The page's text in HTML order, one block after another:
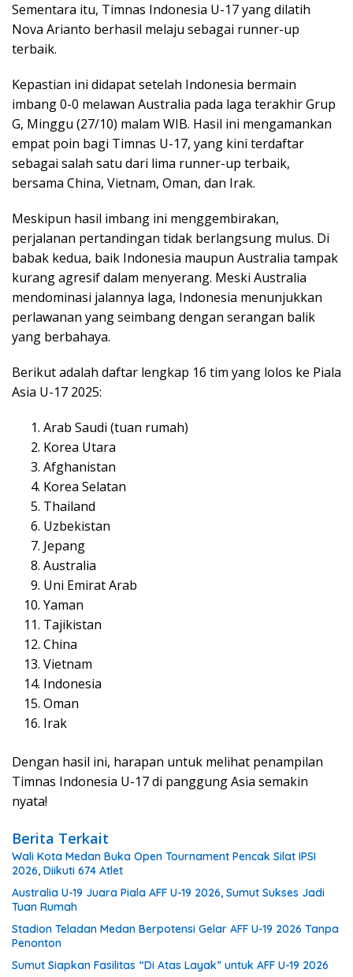
Sementara itu, Timnas Indonesia U-17 yang dilatih
Nova Arianto berhasil melaju sebagai runner-up
terbaik.
Kepastian ini didapat setelah Indonesia bermain
imbang 0-0 melawan Australia pada laga terakhir Grup
G, Minggu (27/10) malam WIB. Hasil ini mengamankan
empat poin bagi Timnas U-17, yang kini terdaftar
sebagai salah satu dari lima runner-up terbaik,
bersama China, Vietnam, Oman, dan Irak.
Meskipun hasil imbang ini menggembirakan,
perjalanan pertandingan tidak berlangsung mulus. Di
babak kedua, baik Indonesia maupun Australia tampak
kurang agresif dalam menyerang. Meski Australia
mendominasi jalannya laga, Indonesia menunjukkan
perlawanan yang seimbang dengan serangan balik
yang berbahaya.
Berikut adalah daftar lengkap 16 tim yang lolos ke Piala
Asia U-17 2025:
Arab Saudi (tuan rumah)
Korea Utara
Afghanistan
Korea Selatan
Thailand
Uzbekistan
Jepang
Australia
Uni Emirat Arab
Yaman
Tajikistan
China
Vietnam
Indonesia
Oman
Irak
Dengan hasil ini, harapan untuk melihat penampilan
Timnas Indonesia U-17 di panggung Asia semakin
nyata!
Berita Terkait
Wali Kota Medan Buka Open Tournament Pencak Silat IPSI
2026, Diikuti 674 Atlet
Australia U-19 Juara Piala AFF U-19 2026, Sumut Sukses Jadi
Tuan Rumah
Stadion Teladan Medan Berpotensi Gelar AFF U-19 2026 Tanpa
Penonton
Sumut Siapkan Fasilitas “Di Atas Layak” untuk AFF U-19 2026